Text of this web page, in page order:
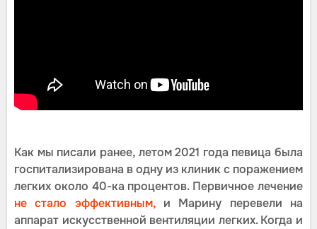
Как мы писали ранее, летом 2021 года певица была
госпитализирована в одну из клиник с поражением
легких около 40-ка процентов. Первичное лечение
не стало эффективным,и Марину перевели на
аппарат искусственной вентиляции легких. Когда и